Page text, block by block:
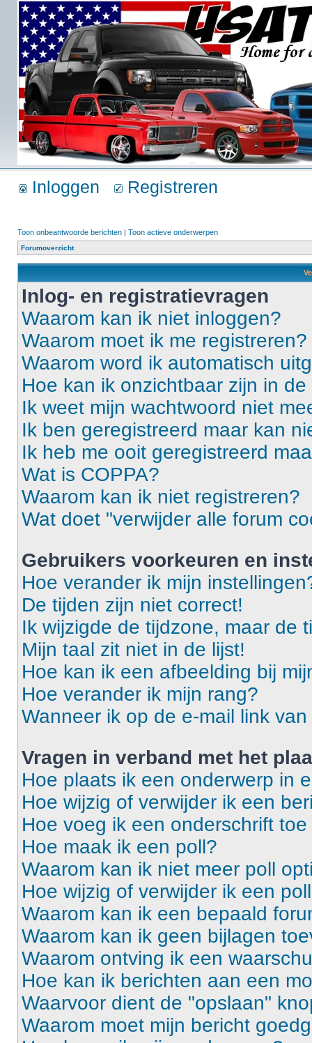
Inloggen Registreren
Toon onbeantwoorde berichten | Toon actieve onderwerpen
Forumoverzicht
Inlog- en registratievragen
Waarom kan ik niet inloggen?
Waarom moet ik me registreren?
Waarom word ik automatisch
Hoe kan ik onzichtbaar zijn in
Ik weet mijn wachtwoord niet
Ik ben geregistreerd maar kan
Ik heb me ooit geregistreerd
Wat is COPPA?
Waarom kan ik niet registreren?
Wat doet "verwijder alle forum
Gebruikers voorkeuren en
Hoe verander ik mijn
De tijden zijn niet correct!
Ik wijzigde de tijdzone, maar de
Mijn taal zit niet in de lijst!
Hoe kan ik een afbeelding bij
Hoe verander ik mijn rang?
Wanneer ik op de e-mail link
Vragen in verband met het
Hoe plaats ik een onderwerp in
Hoe wijzig of verwijder ik een
Hoe voeg ik een onderschrift
Hoe maak ik een poll?
Waarom kan ik niet meer poll
Hoe wijzig of verwijder ik een
Waarom kan ik een bepaald
Waarom kan ik geen bijlagen
Waarom ontving ik een
Hoe kan ik berichten aan een
Waarvoor dient de "opslaan"
Waarom moet mijn bericht